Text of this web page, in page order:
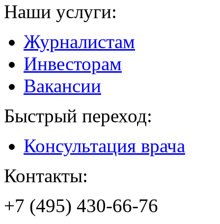
Наши услуги:
Журналистам
Инвесторам
Вакансии
Быстрый переход:
Консультация врача
Контакты:
+7 (495) 430-66-76